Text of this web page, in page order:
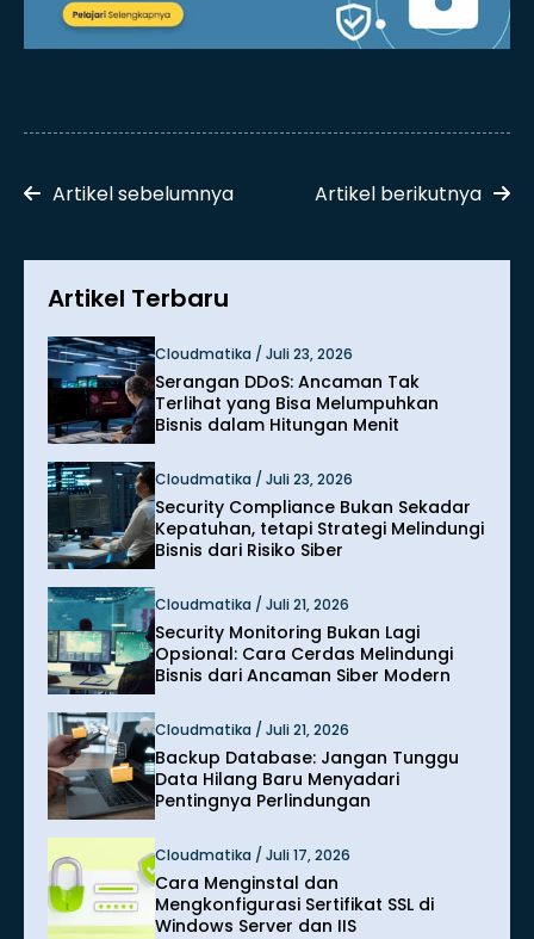
Artikel sebelumnya Artikel berikutnya
Artikel Terbaru
Cloudmatika / Juli 23, 2026
Serangan DDoS: Ancaman Tak
Terlihat yang Bisa Melumpuhkan
Bisnis dalam Hitungan Menit
Cloudmatika / Juli 23, 2026
Security Compliance Bukan Sekadar
Kepatuhan, tetapi Strategi Melindungi
Bisnis dari Risiko Siber
Cloudmatika / Juli 21, 2026
Security Monitoring Bukan Lagi
Opsional: Cara Cerdas Melindungi
Bisnis dari Ancaman Siber Modern
Cloudmatika / Juli 21, 2026
Backup Database: Jangan Tunggu
Data Hilang Baru Menyadari
Pentingnya Perlindungan
Cloudmatika / Juli 17, 2026
Cara Menginstal dan
Mengkonfigurasi Sertifikat SSL di
Windows Server dan IIS